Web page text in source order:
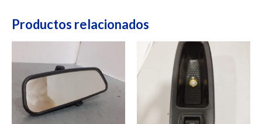
Productos relacionados